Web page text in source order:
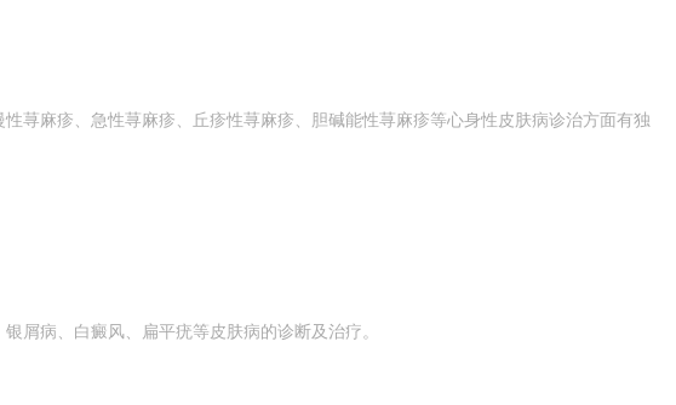
荨麻疹、急性荨麻疹、丘疹性荨麻疹、胆碱能性荨麻疹等心身性皮肤病诊治方面有独
屑病、白癜风、扁平疣等皮肤病的诊断及治疗。